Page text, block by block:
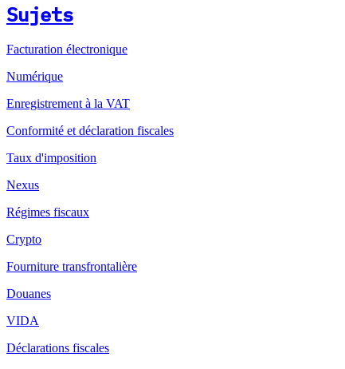
Sujets
Facturation électronique
Numérique
Enregistrement à la VAT
Conformité et déclaration fiscales
Taux d'imposition
Nexus
Régimes fiscaux
Crypto
Fourniture transfrontalière
Douanes
VIDA
Déclarations fiscales